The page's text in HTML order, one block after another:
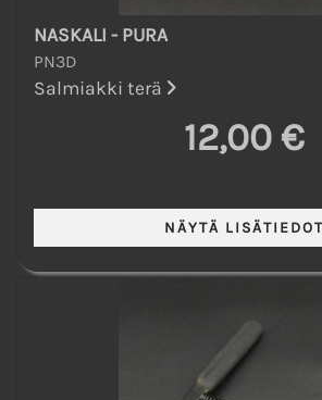
NASKALI - PURA
PN3D
Salmiakki terä
12,00 €